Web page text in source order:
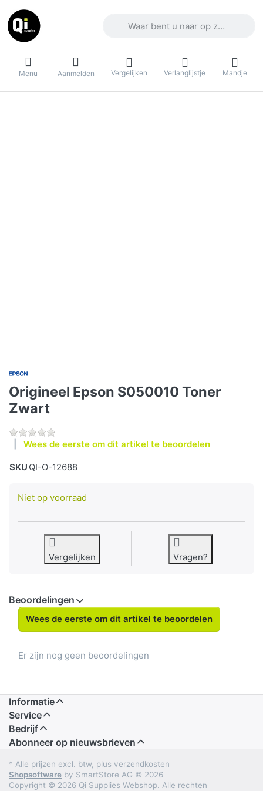
Menu Aanmelden Vergelijken Verlanglijstje Mandje
Origineel Epson S050010 Toner
Zwart
Wees de eerste om dit artikel te beoordelen
SKU QI-O-12688
Niet op voorraad
Vergelijken Vragen?
Beoordelingen
Wees de eerste om dit artikel te beoordelen
Er zijn nog geen beoordelingen
Informatie
Service
Bedrijf
Abonneer op nieuwsbrieven
* Alle prijzen excl. btw, plus verzendkosten
Shopsoftware by SmartStore AG © 2026
Copyright © 2026 Qi Supplies Webshop. Alle rechten